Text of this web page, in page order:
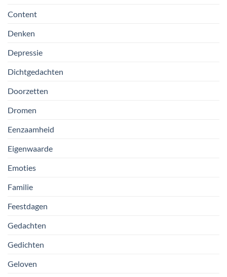
Content
Denken
Depressie
Dichtgedachten
Doorzetten
Dromen
Eenzaamheid
Eigenwaarde
Emoties
Familie
Feestdagen
Gedachten
Gedichten
Geloven